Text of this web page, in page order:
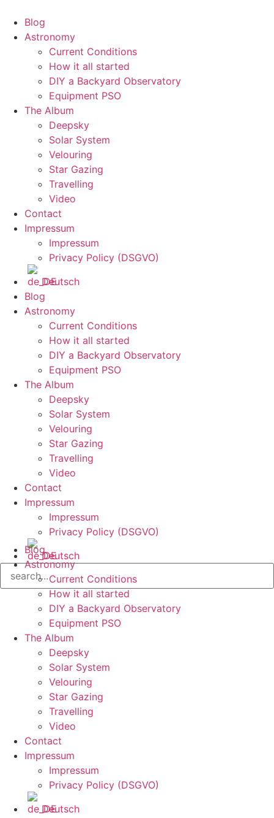
Blog
Astronomy
Current Conditions
How it all started
DIY a Backyard Observatory
Equipment PSO
The Album
Deepsky
Solar System
Velouring
Star Gazing
Travelling
Video
Contact
Impressum
Impressum
Privacy Policy (DSGVO)
Deutsch
Blog
Astronomy
Current Conditions
How it all started
DIY a Backyard Observatory
Equipment PSO
The Album
Deepsky
Solar System
Velouring
Star Gazing
Travelling
Video
Contact
Impressum
Impressum
Privacy Policy (DSGVO)
Deutsch
Blog
Astronomy
Current Conditions
How it all started
DIY a Backyard Observatory
Equipment PSO
The Album
Deepsky
Solar System
Velouring
Star Gazing
Travelling
Video
Contact
Impressum
Impressum
Privacy Policy (DSGVO)
Deutsch